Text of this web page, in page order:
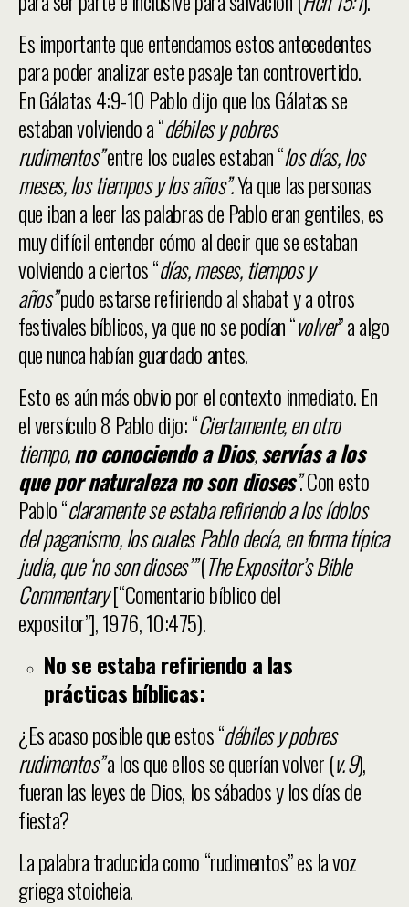
Es importante que entendamos estos antecedentes
para poder analizar este pasaje tan controvertido.
En Gálatas 4:9-10 Pablo dijo que los Gálatas se
estaban volviendo a “débiles y pobres
rudimentos”entre los cuales estaban “los días, los
meses, los tiempos y los años”.Ya que las personas
que iban a leer las palabras de Pablo eran gentiles, es
muy difícil entender cómo al decir que se estaban
volviendo a ciertos “días, meses, tiempos y
años”pudo estarse refiriendo al shabat y a otros
festivales bíblicos, ya que no se podían “volver” a algo
que nunca habían guardado antes.
Esto es aún más obvio por el contexto inmediato. En
el versículo 8 Pablo dijo: “Ciertamente, en otro
tiempo,no conociendo a Dios,servías a los
que por naturaleza no son dioses”. Con esto
Pablo “claramente se estaba refiriendo a los ídolos
del paganismo, los cuales Pablo decía, en forma típica
judía, que ‘no son dioses’”(The Expositor’s Bible
Commentary[“Comentario bíblico del
expositor”], 1976, 10:475).
No se estaba refiriendo a las
prácticas bíblicas:
¿Es acaso posible que estos “débiles y pobres
rudimentos”a los que ellos se querían volver (v. 9),
fueran las leyes de Dios, los sábados y los días de
fiesta?
La palabra traducida como “rudimentos” es la voz
griega stoicheia.